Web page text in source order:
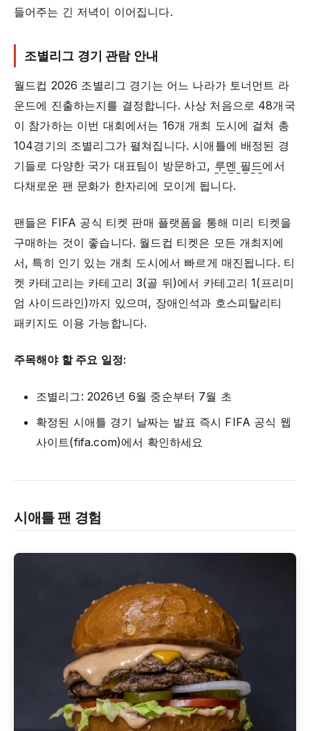
들어주는 긴 저녁이 이어집니다.
조별리그 경기 관람 안내
월드컵 2026 조별리그 경기는 어느 나라가 토너먼트 라
운드에 진출하는지를 결정합니다. 사상 처음으로 48개국
이 참가하는 이번 대회에서는 16개 개최 도시에 걸쳐 총
104경기의 조별리그가 펼쳐집니다. 시애틀에 배정된 경
기들로 다양한 국가 대표팀이 방문하고, 루멘 필드에서
다채로운 팬 문화가 한자리에 모이게 됩니다.
팬들은 FIFA 공식 티켓 판매 플랫폼을 통해 미리 티켓을
구매하는 것이 좋습니다. 월드컵 티켓은 모든 개최지에
서, 특히 인기 있는 개최 도시에서 빠르게 매진됩니다. 티
켓 카테고리는 카테고리 3(골 뒤)에서 카테고리 1(프리미
엄 사이드라인)까지 있으며, 장애인석과 호스피탈리티
패키지도 이용 가능합니다.
주목해야 할 주요 일정:
조별리그: 2026년 6월 중순부터 7월 초
확정된 시애틀 경기 날짜는 발표 즉시 FIFA 공식 웹
사이트(fifa.com)에서 확인하세요
시애틀 팬 경험